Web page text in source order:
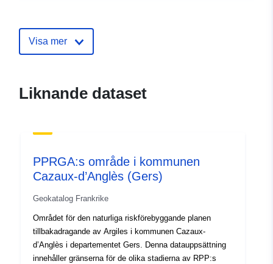
b7467110c062
4103-884d-41ee4536ff99
Typ:
Resurs:
codelist/ResourceType/services
Visa mer
Liknande dataset
PPRGA:s område i kommunen
Cazaux-d’Anglès (Gers)
Geokatalog Frankrike
Området för den naturliga riskförebyggande planen
tillbakadragande av Argiles i kommunen Cazaux-
d’Anglès i departementet Gers. Denna datauppsättning
innehåller gränserna för de olika stadierna av RPP:s